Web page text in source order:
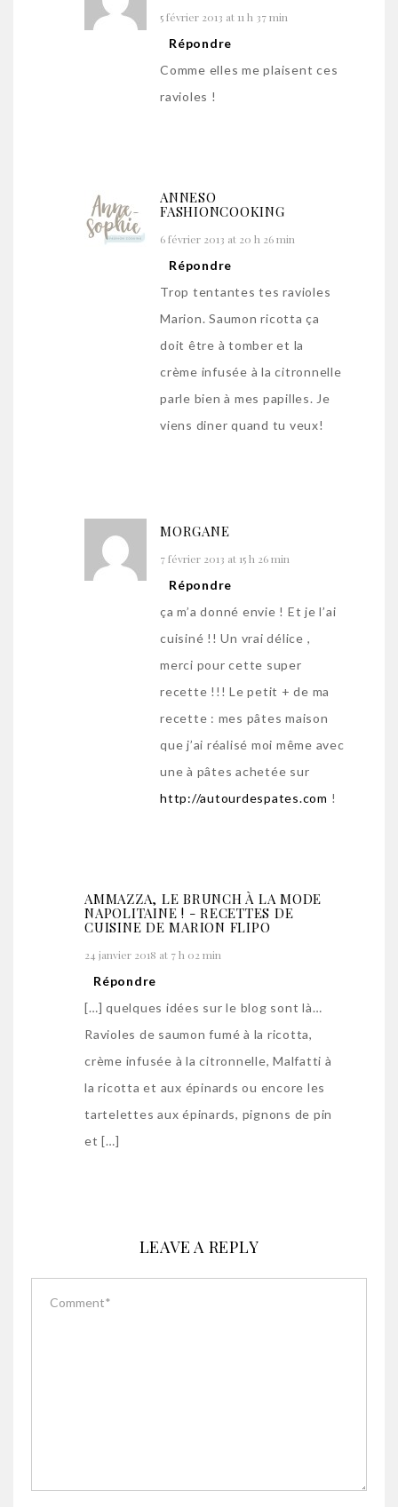
5 février 2013 at 11 h 37 min
Répondre
Comme elles me plaisent ces
ravioles !
ANNESO
FASHIONCOOKING
6 février 2013 at 20 h 26 min
Répondre
Trop tentantes tes ravioles
Marion. Saumon ricotta ça
doit être à tomber et la
crème infusée à la citronnelle
parle bien à mes papilles. Je
viens diner quand tu veux!
MORGANE
7 février 2013 at 15 h 26 min
Répondre
ça m’a donné envie ! Et je l’ai
cuisiné !! Un vrai délice ,
merci pour cette super
recette !!! Le petit + de ma
recette : mes pâtes maison
que j’ai réalisé moi même avec
une à pâtes achetée sur
http://autourdespates.com !
AMMAZZA, LE BRUNCH À LA MODE
NAPOLITAINE ! - RECETTES DE
CUISINE DE MARION FLIPO
24 janvier 2018 at 7 h 02 min
Répondre
[…] quelques idées sur le blog sont là…
Ravioles de saumon fumé à la ricotta,
crème infusée à la citronnelle, Malfatti à
la ricotta et aux épinards ou encore les
tartelettes aux épinards, pignons de pin
et […]
LEAVE A REPLY